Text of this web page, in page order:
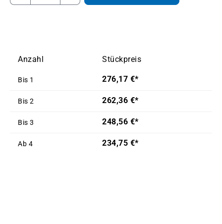
Anzahl Stückpreis
Bis 1 276,17 €*
Bis 2 262,36 €*
Bis 3 248,56 €*
Ab 4 234,75 €*